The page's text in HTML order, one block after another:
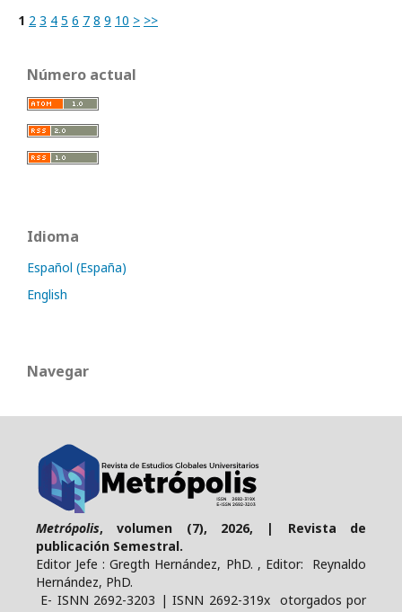
1 2 3 4 5 6 7 8 9 10 > >>
Número actual
Idioma
Español (España)
English
Navegar
Metrópolis, volumen (7), 2026, | Revista de
publicación Semestral.
Editor Jefe : Gregth Hernández, PhD. , Editor: Reynaldo
Hernández, PhD.
E- ISNN 2692-3203 | ISNN 2692-319x otorgados por